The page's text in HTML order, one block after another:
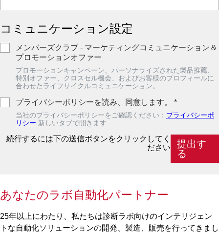
コミュニケーション設定
メンバーズクラブ - マーケティングコミュニケーション＆
プロモーションオファー
プロモーションキャンペーン、パーソナライズされた製品推薦、
特別オファー、クロスセル機会、およびお客様のプロフィールに
合わせたライフサイクルコミュニケーション。
プライバシーポリシーを読み、同意します。 *
当社のプライバシーポリシーをご確認ください： プライバシーポ
リシー 新しいタブで開きます
続行するには下の送信ボタンをクリックしてく
ださい
提出す
る
あなたのラボ自動化パートナー
25年以上にわたり、私たちは診断ラボ向けのインテリジェン
トな自動化ソリューションの開発、製造、販売を行ってきまし